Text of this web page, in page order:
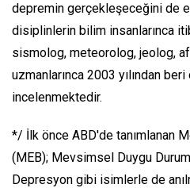
depremin gerçekleşeceğini de
disiplinlerin bilim insanlarınca
sismolog, meteorolog, jeolog,
uzmanlarınca 2003 yılından beri
incelenmektedir.
*/ İlk önce ABD'de tanımlanan
(MEB); Mevsimsel Duygu
Depresyon gibi isimlerle de